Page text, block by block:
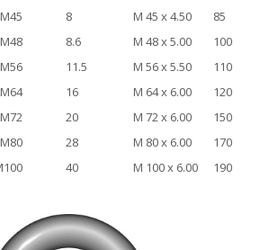
8 M 45 x 4.50
85
8.6 M 48 x 5.00
100
11.5 M 56 x 5.50
110
16 M 64 x 6.00
120
20 M 72 x 6.00
150
28 M 80 x 6.00
170
40 M 100 x 6.00 190